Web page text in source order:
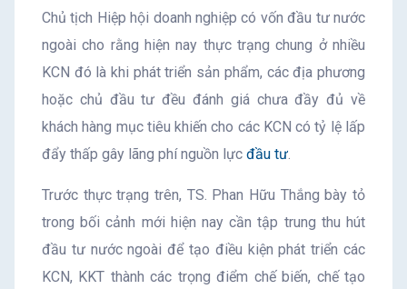
Chủ tịch Hiệp hội doanh nghiệp có vốn đầu tư nước
ngoài cho rằng hiện nay thực trạng chung ở nhiều
KCN đó là khi phát triển sản phẩm, các địa phương
hoặc chủ đầu tư đều đánh giá chưa đầy đủ về
khách hàng mục tiêu khiến cho các KCN có tỷ lệ lấp
đẩy thấp gây lãng phí nguồn lực đầu tư.
Trước thực trạng trên, TS. Phan Hữu Thắng bày tỏ
trong bối cảnh mới hiện nay cần tập trung thu hút
đầu tư nước ngoài để tạo điều kiện phát triển các
KCN, KKT thành các trọng điểm chế biến, chế tạo